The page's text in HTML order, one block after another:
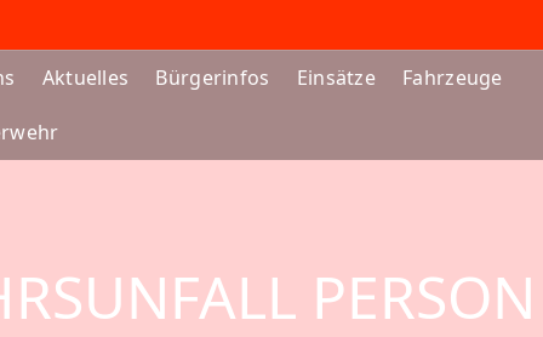
Aktuelles Bürgerinfos Einsätze Fahrzeuge